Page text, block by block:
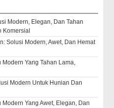
Modern, Elegan, Dan Tahan
Komersial
Solusi Modern, Awet, Dan Hemat
Modern Yang Tahan Lama,
Modern Untuk Hunian Dan
Yang Awet, Elegan, Dan